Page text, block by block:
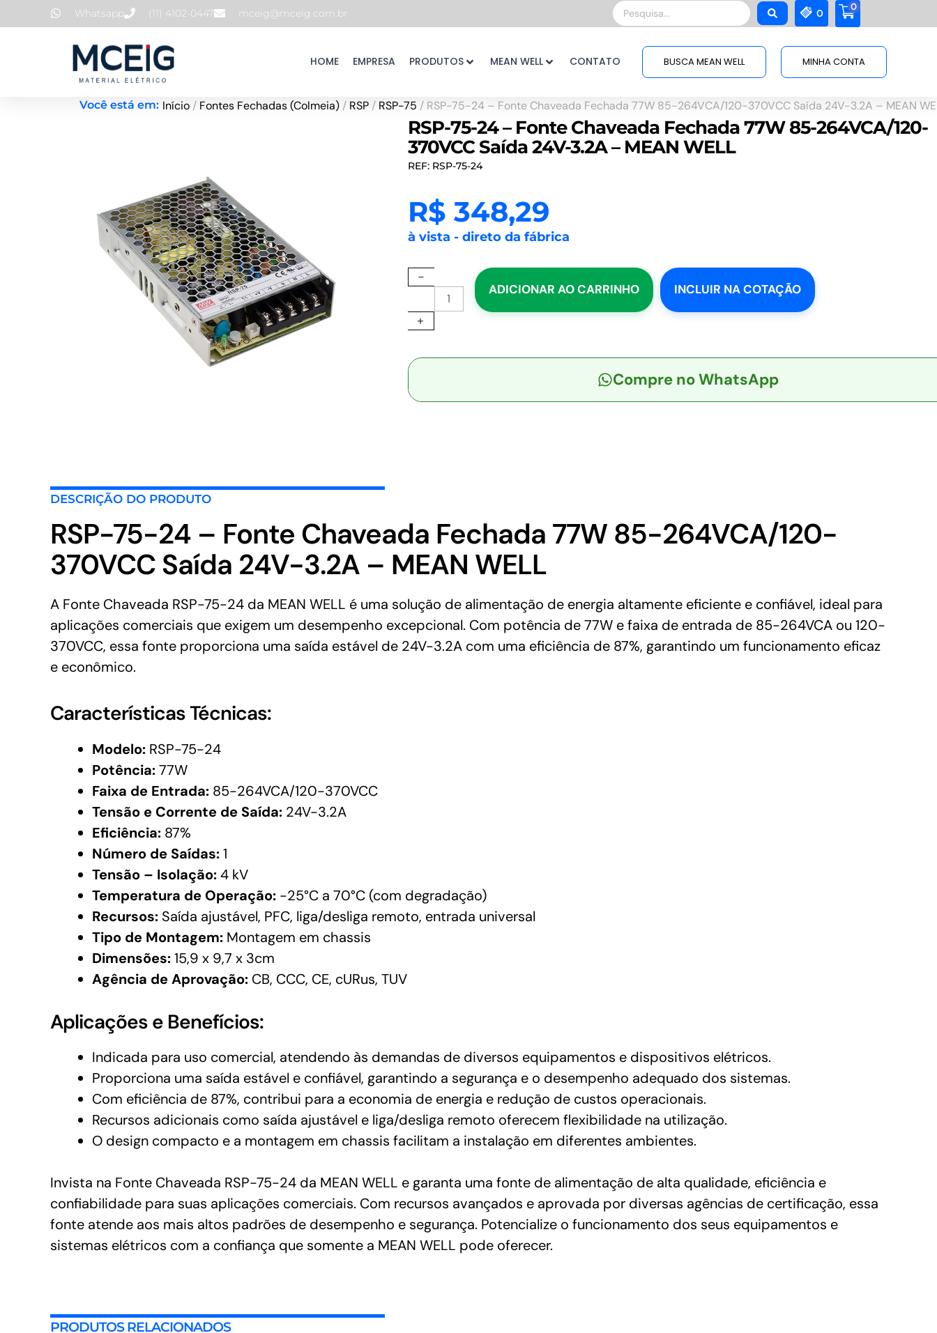
para
Whatsapp (11) 4102-0447 mceig@mceig.com.br
Pesquisar
...
0
0
HOME EMPRESA PRODUTOS MEAN WELL CONTATO BUSCA MEAN WELL MINHA CONTA
Você está em: Início / Fontes Fechadas (Colmeia) / RSP / RSP-75 / RSP-75-24 – Fonte Chaveada Fechada 77W 85-264VCA/120-370VCC Saída 24V-3.2A – MEAN
RSP-75-24 – Fonte Chaveada Fechada 77W 85-264VCA/120-
370VCC Saída 24V-3.2A – MEAN WELL
REF: RSP-75-24
R$ 348,29
à vista - direto da fábrica
-
RSP-
24
-
Chaveada
77W
MEAN
WELL
quantidade
+
ADICIONAR AO CARRINHO INCLUIR NA COTAÇÃO
Compre no WhatsApp
DESCRIÇÃO DO PRODUTO
RSP-75-24 – Fonte Chaveada Fechada 77W 85-264VCA/120-
370VCC Saída 24V-3.2A – MEAN WELL
A Fonte Chaveada RSP-75-24 da MEAN WELL é uma solução de alimentação de energia altamente eficiente e confiável, ideal para
aplicações comerciais que exigem um desempenho excepcional. Com potência de 77W e faixa de entrada de 85-264VCA ou 120-
370VCC, essa fonte proporciona uma saída estável de 24V-3.2A com uma eficiência de 87%, garantindo um funcionamento eficaz
e econômico.
Características Técnicas:
Modelo: RSP-75-24
Potência:77W
Faixa de Entrada: 85-264VCA/120-370VCC
Tensão e Corrente de Saída: 24V-3.2A
Eficiência: 87%
Número de Saídas:1
Tensão – Isolação:4 kV
Temperatura de Operação: -25°C a 70°C (com degradação)
Recursos: Saída ajustável, PFC, liga/desliga remoto, entrada universal
Tipo de Montagem: Montagem em chassis
Dimensões:15,9 x 9,7 x 3cm
Agência de Aprovação: CB, CCC, CE, cURus, TUV
Aplicações e Benefícios:
Indicada para uso comercial, atendendo às demandas de diversos equipamentos e dispositivos elétricos.
Proporciona uma saída estável e confiável, garantindo a segurança e o desempenho adequado dos sistemas.
Com eficiência de 87%, contribui para a economia de energia e redução de custos operacionais.
Recursos adicionais como saída ajustável e liga/desliga remoto oferecem flexibilidade na utilização.
O design compacto e a montagem em chassis facilitam a instalação em diferentes ambientes.
Invista na Fonte Chaveada RSP-75-24 da MEAN WELL e garanta uma fonte de alimentação de alta qualidade, eficiência e
confiabilidade para suas aplicações comerciais. Com recursos avançados e aprovada por diversas agências de certificação, essa
fonte atende aos mais altos padrões de desempenho e segurança. Potencialize o funcionamento dos seus equipamentos e
sistemas elétricos com a confiança que somente a MEAN WELL pode oferecer.
PRODUTOS RELACIONADOS